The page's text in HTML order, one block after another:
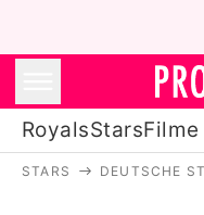
RoyalsStarsFilme
STARS DEUTSCHE